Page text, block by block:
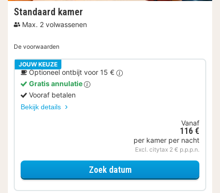
Standaard kamer
Max. 2 volwassenen
De voorwaarden
JOUW KEUZE
Optioneel ontbijt voor 15 €
Gratis annulatie
Vooraf betalen
Bekijk details
Vanaf
116 €
per kamer per nacht
Excl. citytax 2 € p.p.p.n.
Zoek datumvoor Standaard kamer